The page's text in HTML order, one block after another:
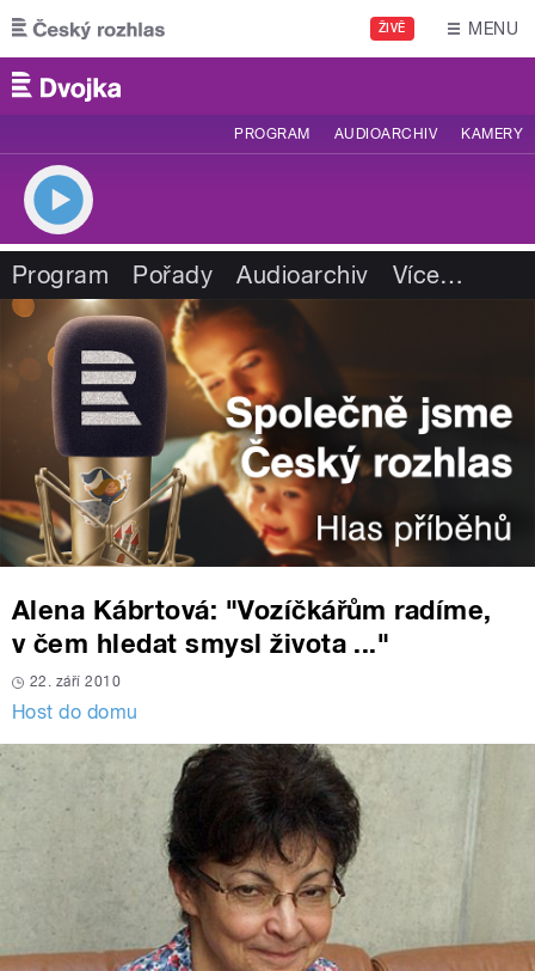
Přejít k hlavnímu obsahu
ŽIVĚ MENU
PROGRAM AUDIOARCHIV KAMERY
Program Pořady Audioarchiv Více…
Alena Kábrtová: "Vozíčkářům radíme,
v čem hledat smysl života ..."
22. září 2010
Host do domu